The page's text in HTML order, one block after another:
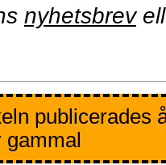
nyhetsbrev
publicerades
gammal